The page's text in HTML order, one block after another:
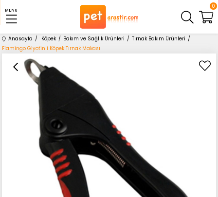
MENU
0
Anasayfa Köpek Bakım ve Sağlık Ürünleri
Tırnak Bakım Ürünleri
Flamingo Giyotinli Köpek Tırnak Makası